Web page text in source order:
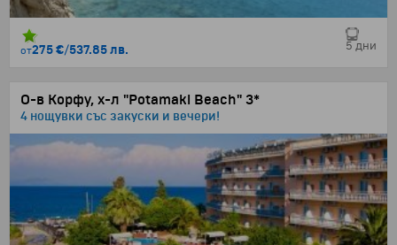
от275 €/537.85 лв. 5 дни
О-в Корфу, х-л "Potamaki Beach" 3*
4 нощувки със закуски и вечери!